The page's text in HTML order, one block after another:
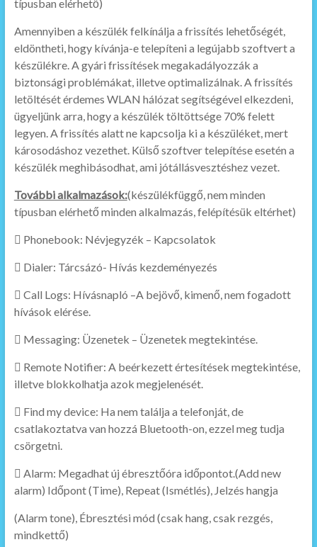
típusban elérhető)
Amennyiben a készülék felkínálja a frissítés lehetőségét,
eldöntheti, hogy kívánja-e telepíteni a legújabb szoftvert a
készülékre. A gyári frissítések megakadályozzák a
biztonsági problémákat, illetve optimalizálnak. A frissítés
letöltését érdemes WLAN hálózat segítségével elkezdeni,
ügyeljünk arra, hogy a készülék töltöttsége 70% felett
legyen. A frissítés alatt ne kapcsolja ki a készüléket, mert
károsodáshoz vezethet. Külső szoftver telepítése esetén a
készülék meghibásodhat, ami jótállásvesztéshez vezet.
További alkalmazások:(készülékfüggő, nem minden
típusban elérhető minden alkalmazás, felépítésük eltérhet)
 Phonebook: Névjegyzék – Kapcsolatok
 Dialer: Tárcsázó- Hívás kezdeményezés
 Call Logs: Hívásnapló –A bejövő, kimenő, nem fogadott
hívások elérése.
 Messaging: Üzenetek – Üzenetek megtekintése.
 Remote Notifier: A beérkezett értesítések megtekintése,
illetve blokkolhatja azok megjelenését.
 Find my device: Ha nem találja a telefonját, de
csatlakoztatva van hozzá Bluetooth-on, ezzel meg tudja
csörgetni.
 Alarm: Megadhat új ébresztőóra időpontot.(Add new
alarm) Időpont (Time), Repeat (Ismétlés), Jelzés hangja
(Alarm tone), Ébresztési mód (csak hang, csak rezgés,
mindkettő)